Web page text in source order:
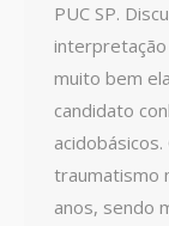
PUC SP.
muito bem
candidato
traumatismo
anos, sendo